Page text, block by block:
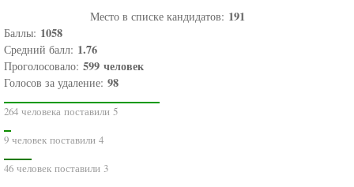
Место в списке кандидатов: 191
Баллы: 1058
Средний балл: 1.76
Проголосовало: 599 человек
Голосов за удаление: 98
264 человека поставили 5
9 человек поставили 4
46 человек поставили 3